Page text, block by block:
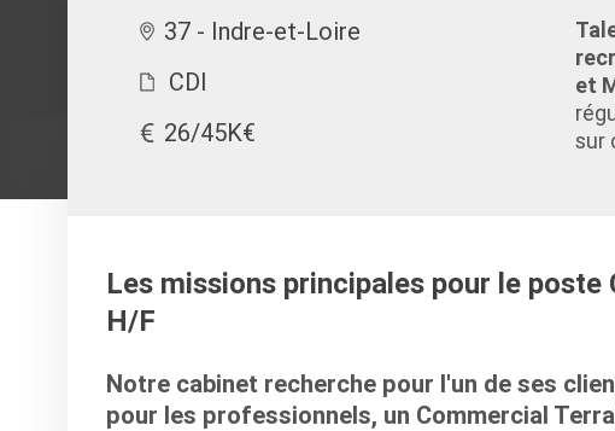
37 - Indre-et-Loire
CDI
26/45K€
et
sur
Les missions principales pour le
H/F
Notre cabinet recherche pour l'un de ses
pour les professionnels, un Commercial